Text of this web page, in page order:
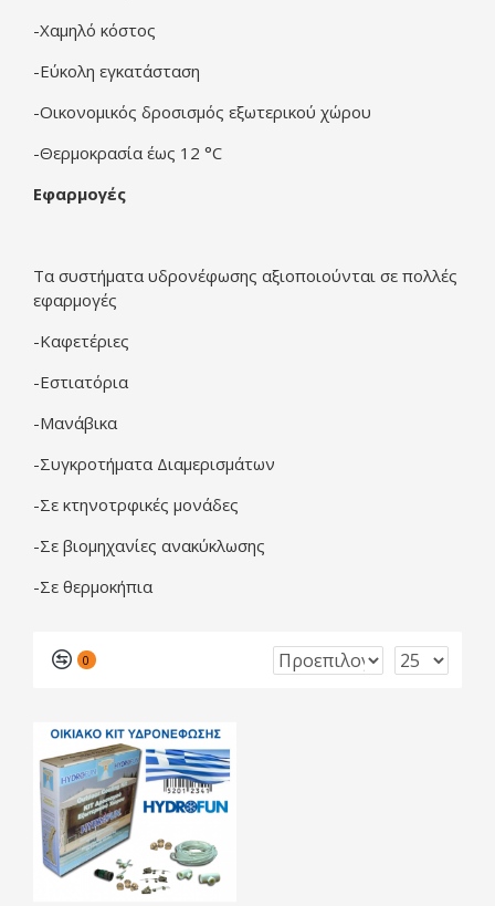
-Χαμηλό κόστος
-Εύκολη εγκατάσταση
-Οικονομικός δροσισμός εξωτερικού χώρου
-Θερμοκρασία έως 12 °C
Εφαρμογές
Τα συστήματα υδρονέφωσης αξιοποιούνται σε πολλές
εφαρμογές
-Καφετέριες
-Εστιατόρια
-Μανάβικα
-Συγκροτήματα Διαμερισμάτων
-Σε κτηνοτρφικές μονάδες
-Σε βιομηχανίες ανακύκλωσης
-Σε θερμοκήπια
0